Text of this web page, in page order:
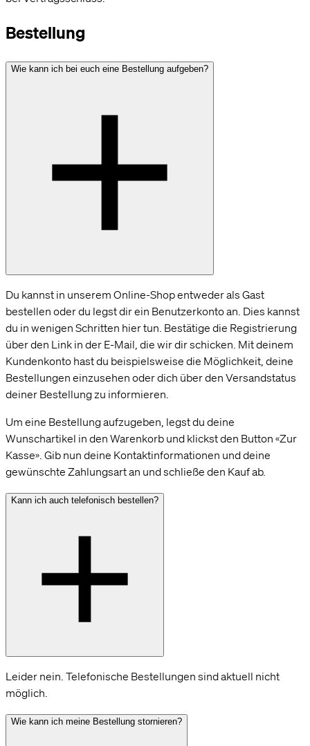
Bestellung
Wie kann ich bei euch eine Bestellung aufgeben?
Du kannst in unserem Online-Shop entweder als Gast
bestellen oder du legst dir ein Benutzerkonto an. Dies kannst
du in wenigen Schritten hier tun. Bestätige die Registrierung
über den Link in der E-Mail, die wir dir schicken. Mit deinem
Kundenkonto hast du beispielsweise die Möglichkeit, deine
Bestellungen einzusehen oder dich über den Versandstatus
deiner Bestellung zu informieren.
Um eine Bestellung aufzugeben, legst du deine
Wunschartikel in den Warenkorb und klickst den Button «Zur
Kasse». Gib nun deine Kontaktinformationen und deine
gewünschte Zahlungsart an und schließe den Kauf ab.
Kann ich auch telefonisch bestellen?
Leider nein. Telefonische Bestellungen sind aktuell nicht
möglich.
Wie kann ich meine Bestellung stornieren?